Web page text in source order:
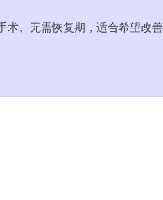
术、无需恢复期，适合希望改